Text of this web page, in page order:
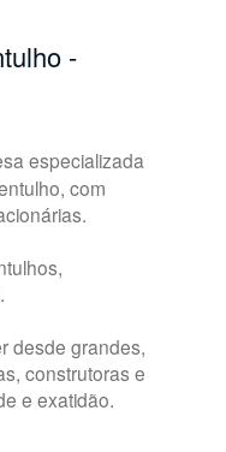
-
especializada
com
desde grandes,
construtoras e
e exatidão.